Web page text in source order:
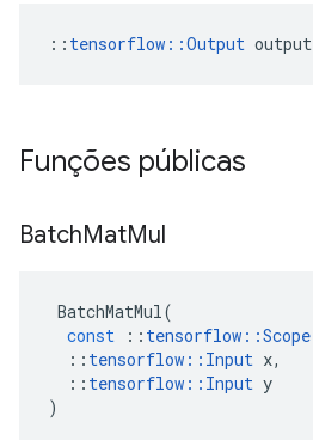
:: tensorflow::Output output
Funções públicas
BatchMatMul
BatchMatMul(
const
:: tensorflow ::Scope
:: tensorflow :: Input x,
:: tensorflow :: Input y
)